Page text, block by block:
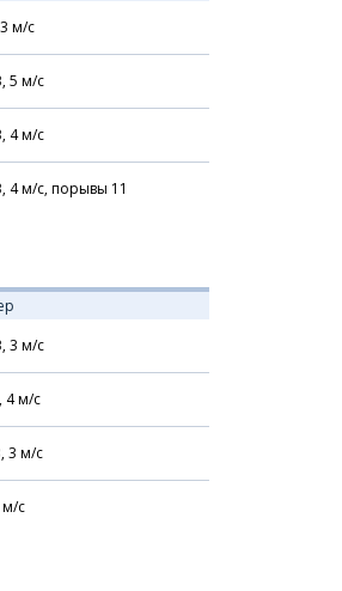
3 м/с
5 м/с
4м/с
4м/с, порывы 11
3 м/с
4м/с
3 м/с
м/с